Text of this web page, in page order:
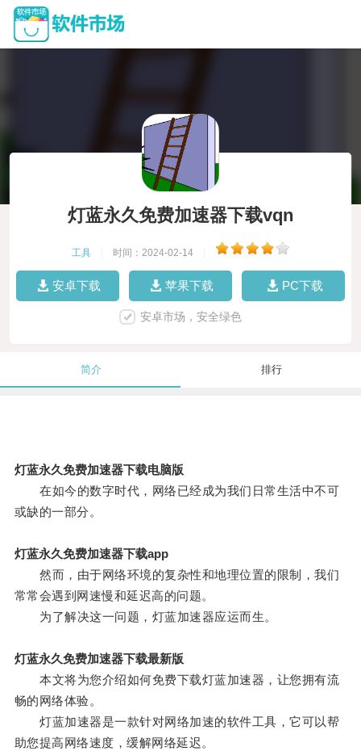
灯蓝永久免费加速器下载vqn
工具 时间：2024-02-14
安卓下载 苹果下载 PC下载
安卓市场，安全绿色
简介 排行
灯蓝永久免费加速器下载电脑版
在如今的数字时代，网络已经成为我们日常生活中不可
或缺的一部分。
灯蓝永久免费加速器下载app
然而，由于网络环境的复杂性和地理位置的限制，我们
常常会遇到网速慢和延迟高的问题。
为了解决这一问题，灯蓝加速器应运而生。
灯蓝永久免费加速器下载最新版
本文将为您介绍如何免费下载灯蓝加速器，让您拥有流
畅的网络体验。
灯蓝加速器是一款针对网络加速的软件工具，它可以帮
助您提高网络速度，缓解网络延迟。